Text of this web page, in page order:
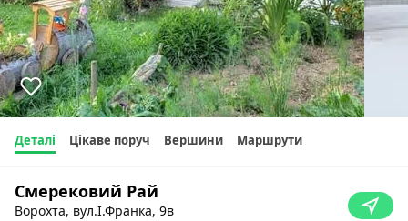
Деталі Цікаве поруч Вершини Маршрути
Смерековий Рай
Ворохта, вул.І.Франка, 9в